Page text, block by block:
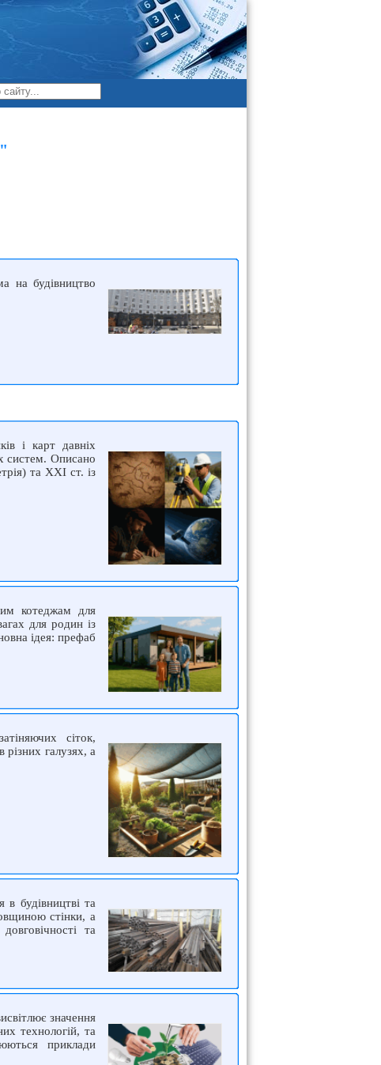
на будівництво
і карт давніх
систем. Описано
та XXI ст. із
котеджам для
для родин із
ідея: префаб
сіток,
різних галузях, а
в будівництві та
стінки, а
та
значення
технологій, та
приклади